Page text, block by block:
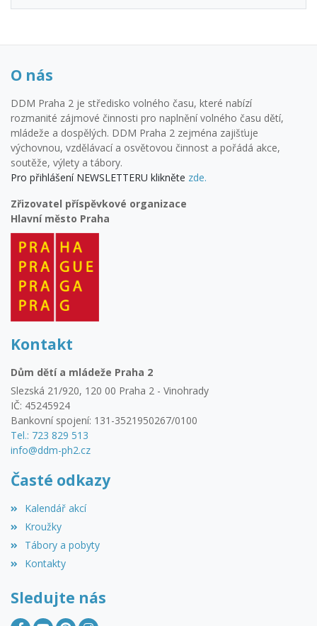
O nás
DDM Praha 2 je středisko volného času, které nabízí
rozmanité zájmové činnosti pro naplnění volného času dětí,
mládeže a dospělých. DDM Praha 2 zejména zajišťuje
výchovnou, vzdělávací a osvětovou činnost a pořádá akce,
soutěže, výlety a tábory.
Pro přihlášení NEWSLETTERU klikněte zde.
Zřizovatel příspěvkové organizace
Hlavní město Praha
Kontakt
Dům dětí a mládeže Praha 2
Slezská 21/920, 120 00 Praha 2 - Vinohrady
IČ: 45245924
Bankovní spojení: 131-3521950267/0100
Tel.: 723 829 513
info@ddm-ph2.cz
Časté odkazy
Kalendář akcí
Kroužky
Tábory a pobyty
Kontakty
Sledujte nás